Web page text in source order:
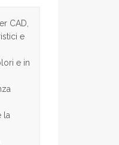
CAD,
e
e in
la